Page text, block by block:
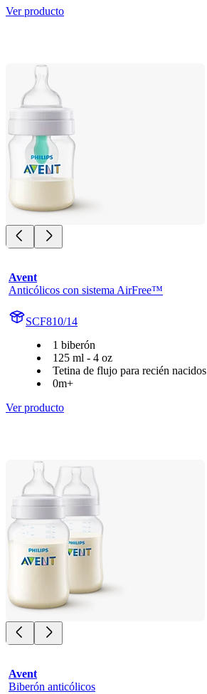
Ver producto
Avent
Anticólicos con sistema AirFree™
SCF810/14
1 biberón
125 ml - 4 oz
Tetina de flujo para recién nacidos
0m+
Ver producto
Avent
Biberón anticólicos